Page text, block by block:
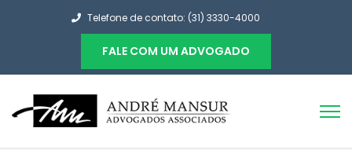
Telefone de contato: (31) 3330-4000
FALE COM UM ADVOGADO